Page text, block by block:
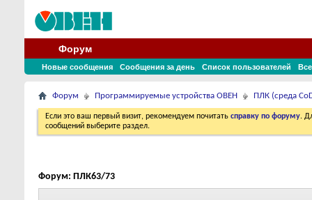
Форум
Новые сообщения Сообщения за день Список пользователей
Форум Программируемые устройства ОВЕН ПЛК (среда
Если это ваш первый визит, рекомендуем почитать справку по форуму.
сообщений выберите раздел.
Форум: ПЛК63/73